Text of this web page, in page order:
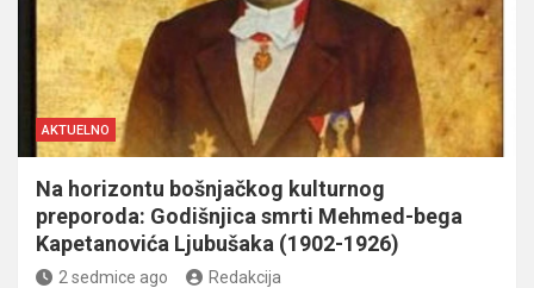
AKTUELNO
Na horizontu bošnjačkog kulturnog
preporoda: Godišnjica smrti Mehmed-bega
Kapetanovića Ljubušaka (1902-1926)
2 sedmice ago Redakcija